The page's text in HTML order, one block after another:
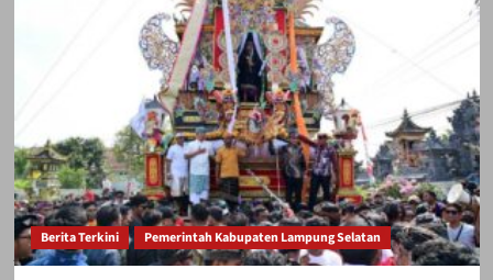
aksi telah rampung,
termasuk izin,
transportasi, dan
jumlah peserta yang
Berita Terkini Pemerintah Kabupaten Lampung Selatan